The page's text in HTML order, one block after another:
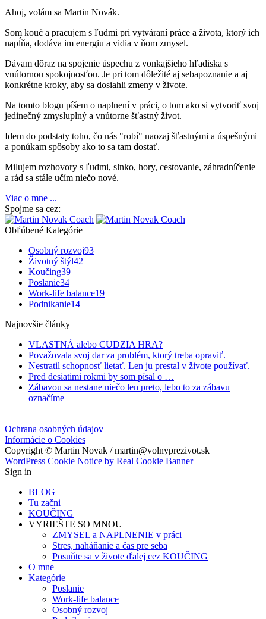
Ahoj, volám sa Martin Novák.
Som kouč a pracujem s ľudmi pri vytváraní práce a života, ktorý ich
napĺňa, dodáva im energiu a vidia v ňom zmysel.
Dávam dôraz na spojenie úspechu z vonkajšieho hľadiska s
vnútornou spokojnosťou. Je pri tom dôležité aj sebapoznanie a aj
konkrétne kroky, aby sa dosiahli zmeny v živote.
Na tomto blogu píšem o naplnení v práci, o tom ako si vytvoriť svoj
jedinečný zmysluplný a vnútorne šťastný život.
Idem do podstaty toho, čo nás "robí" naozaj šťastnými a úspešnými
a ponúkam spôsoby ako to sa tam dostať.
Milujem rozhovory s ľudmi, slnko, hory, cestovanie, záhradníčenie
a rád sa stále učím niečo nové.
Viac o mne ...
Spojme sa cez:
Obľúbené Kategórie
Osobný rozvoj93
Životný štýl42
Koučing39
Poslanie34
Work-life balance19
Podnikanie14
Najnovšie články
VLASTNÁ alebo CUDZIA HRA?
Považovala svoj dar za problém, ktorý treba opraviť.
Nestratil schopnosť lietať. Len ju prestal v živote používať.
Pred desiatimi rokmi by som písal o …
Zábavou sa nestane niečo len preto, lebo to za zábavu
označíme
Ochrana osobných údajov
Informácie o Cookies
Copyright © Martin Novak / martin@volnyprezivot.sk
WordPress Cookie Notice by Real Cookie Banner
Sign in
BLOG
Tu začni
KOUČING
VYRIEŠTE SO MNOU
ZMYSEL a NAPLNENIE v práci
Stres, naháňanie a čas pre seba
Posuňte sa v živote ďalej cez KOUČING
O mne
Kategórie
Poslanie
Work-life balance
Osobný rozvoj